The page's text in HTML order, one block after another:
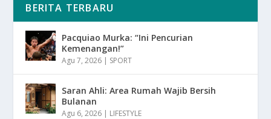
BERITA TERBARU
Pacquiao Murka: “Ini Pencurian
Kemenangan!”
Agu 7, 2026 | SPORT
Saran Ahli: Area Rumah Wajib Bersih
Bulanan
Agu 6, 2026 | LIFESTYLE